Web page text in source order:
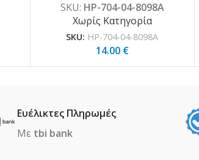
SKU: HP-704-04-8098A
Χωρίς Κατηγορία
SKU: HP-704-04-8098A
14.00 €
Ευέλικτες Πληρωμές
Με tbi bank